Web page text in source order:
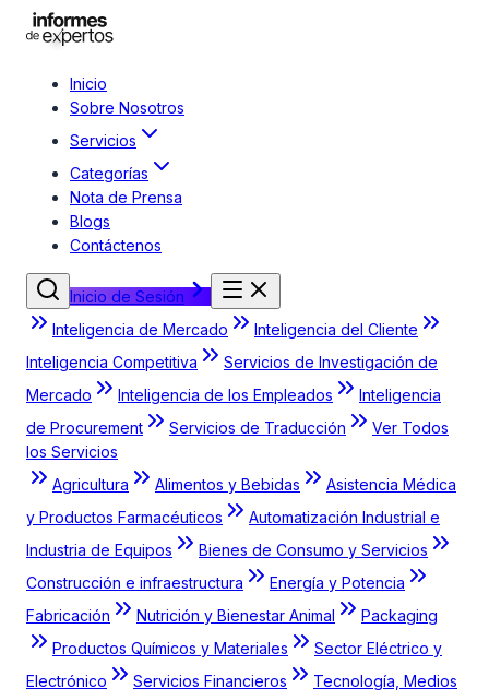
Inicio
Sobre Nosotros
Servicios
Categorías
Nota de Prensa
Blogs
Contáctenos
Inicio de Sesión
Inteligencia de Mercado
Inteligencia del Cliente
Inteligencia Competitiva
Servicios de Investigación de
Mercado
Inteligencia de los Empleados
Inteligencia
de Procurement
Servicios de Traducción
Ver Todos
los Servicios
Agricultura
Alimentos y Bebidas
Asistencia Médica
y Productos Farmacéuticos
Automatización Industrial e
Industria de Equipos
Bienes de Consumo y Servicios
Construcción e infraestructura
Energía y Potencia
Fabricación
Nutrición y Bienestar Animal
Packaging
Productos Químicos y Materiales
Sector Eléctrico y
Electrónico
Servicios Financieros
Tecnología, Medios